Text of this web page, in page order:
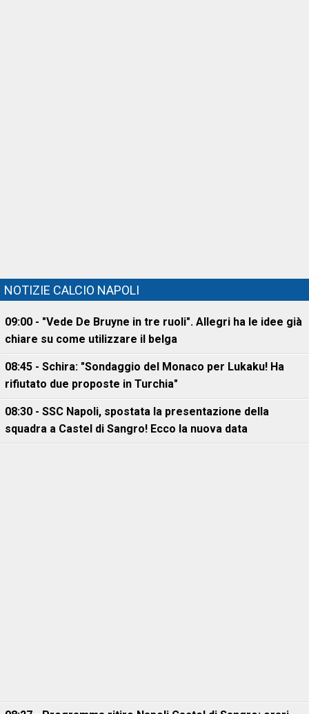
NOTIZIE CALCIO NAPOLI
09:00 - "Vede De Bruyne in tre ruoli". Allegri ha le idee già
chiare su come utilizzare il belga
08:45 - Schira: "Sondaggio del Monaco per Lukaku! Ha
rifiutato due proposte in Turchia"
08:30 - SSC Napoli, spostata la presentazione della
squadra a Castel di Sangro! Ecco la nuova data